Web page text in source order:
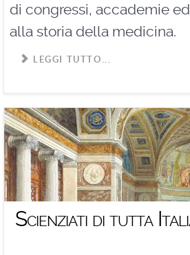
di congressi, accademie
alla storia della medicina.
LEGGI TUTTO...
Scienziati di tutta